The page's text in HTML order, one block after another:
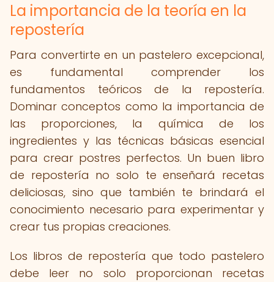
La importancia de la teoría en la
repostería
Para convertirte en un pastelero excepcional,
es fundamental comprender los
fundamentos teóricos de la repostería.
Dominar conceptos como la importancia de
las proporciones, la química de los
ingredientes y las técnicas básicas esencial
para crear postres perfectos. Un buen libro
de repostería no solo te enseñará recetas
deliciosas, sino que también te brindará el
conocimiento necesario para experimentar y
crear tus propias creaciones.
Los libros de repostería que todo pastelero
debe leer no solo proporcionan recetas